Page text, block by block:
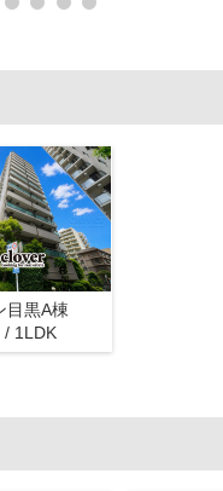
目黒A棟
/ 1LDK